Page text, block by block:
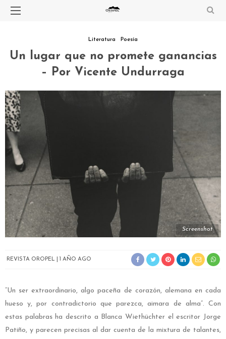
Literatura Poesía
Un lugar que no promete ganancias
– Por Vicente Undurraga
Screenshot
REVISTA OROPEL 1 AÑO AGO
“Un ser extraordinario, algo paceña de corazón, alemana en cada
hueso y, por contradictorio que parezca, aimara de alma”. Con
estas palabras ha descrito a Blanca Wiethüchter el escritor Jorge
Patiño, y parecen precisas al dar cuenta de la mixtura de talantes,